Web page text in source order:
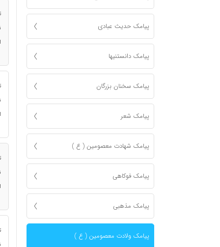
پیامک حدیث عبادی
پیامک دانستنیها
پیامک سخنان بزرگان
پیامک شعر
پیامک شهادت معصومين ( ع )
پیامک فوکاهی
پیامک مذهبی
پیامک ولادت معصومین ( ع )